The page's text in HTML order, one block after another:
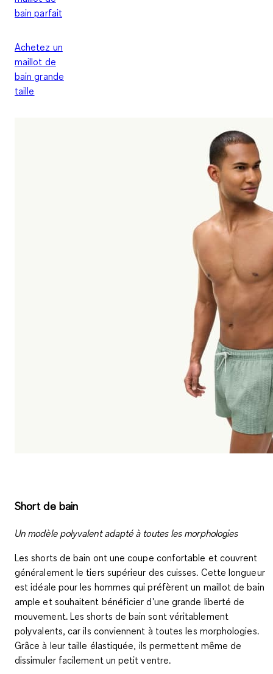
bain parfait
Achetez un
maillot de
bain grande
taille
Short de bain
Un modèle polyvalent adapté à toutes les morphologies
Lesshorts de bain ont unecoupe confortable et couvrent
généralement le tiers supérieur des cuisses. Cette longueur
est idéale pour les hommes qui préfèrent un maillot de bain
ample et souhaitent bénéficier d'une grande liberté de
mouvement. Les shorts de bain sont véritablement
polyvalents, car ils conviennent à toutes les morphologies.
Grâce à leur taille élastiquée, ils permettent même de
dissimuler facilement un petit ventre.